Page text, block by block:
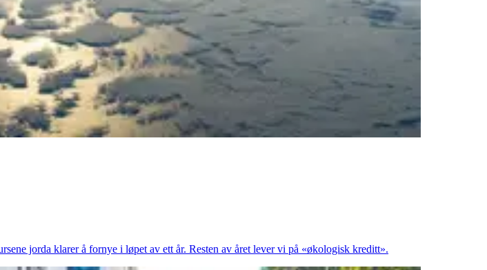
jorda klarer å fornye i løpet av ett år. Resten av året lever vi på «økologisk kreditt».